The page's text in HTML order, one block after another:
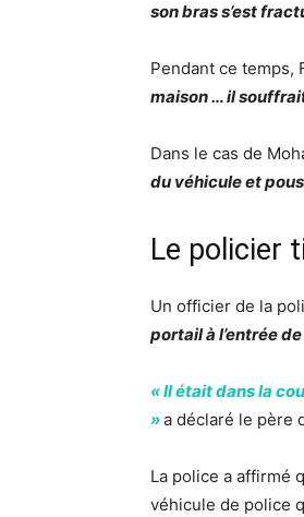
son bras s’est
Pendant ce temps,
maison … il
Dans le cas de
du véhicule et
Le policier
Un officier de la
portail à l’entrée
« Il était dans la
»a déclaré le père
La police a affirmé
véhicule de police